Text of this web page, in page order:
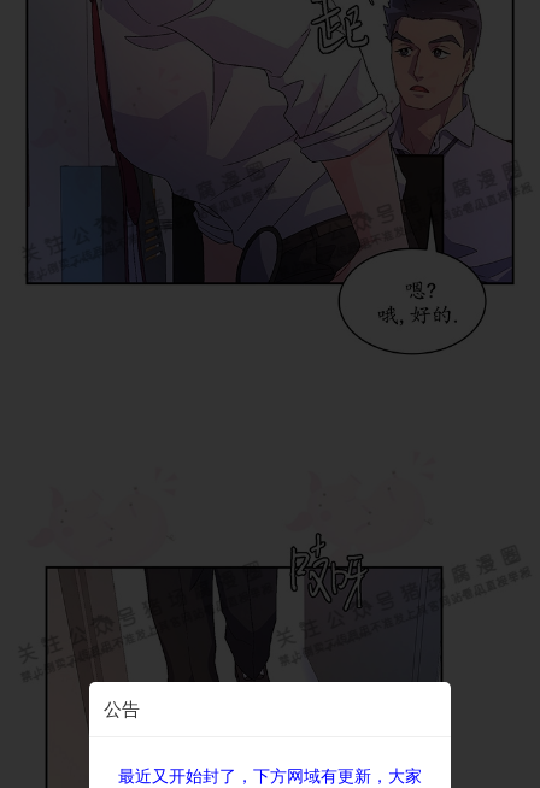
公告
最近又开始封了，下方网域有更新，大家